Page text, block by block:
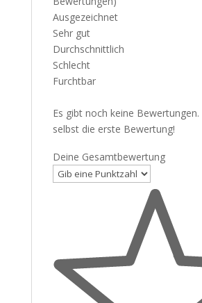
Ausgezeichnet
Sehr gut
Durchschnittlich
Schlecht
Furchtbar
Es gibt noch keine Bewertungen.
selbst die erste Bewertung!
Deine Gesamtbewertung